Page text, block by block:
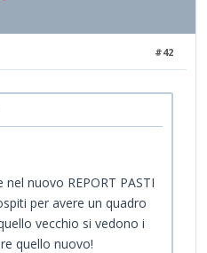
#42
nuovo REPORT PASTI
per avere un quadro
vecchio si vedono i
quello nuovo!